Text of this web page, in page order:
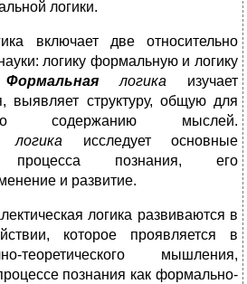
логики.
включает две относительно
логику формальную и логику
Фор­мальная логика изучает
структуру, общую для
содержанию мыслей.
логика исследует основные
процесса познания, его
и развитие.
логика развиваются в
которое проявляется в
теорети­ческого мышления,
познания как фор­мально-